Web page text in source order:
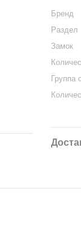
Бренд
Раздел
Замок
Группа